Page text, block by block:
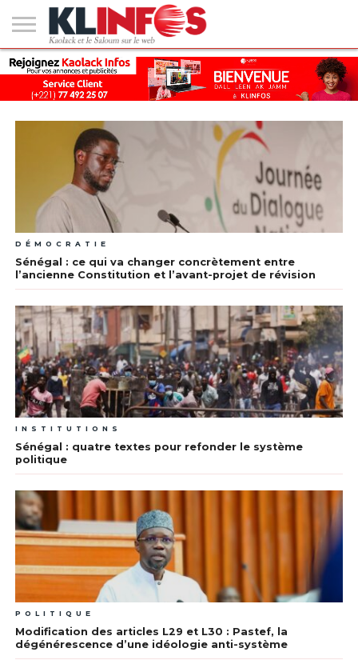
#2
(PAS
DE
TITRE)
KAOLACK
POLITIQUE
ECONOMIE
SOCIÉTÉ
CULTURE
PEOPLE
SPORT
SANTÉ
AFRIQUE
INTERNATIONAL
EMPLOI &
FORMATION
DÉMOCRATIE
Sénégal : ce qui va changer concrètement entre
l’ancienne Constitution et l’avant-projet de révision
INSTITUTIONS
Sénégal : quatre textes pour refonder le système
politique
POLITIQUE
Modification des articles L29 et L30 : Pastef, la
dégénérescence d’une idéologie anti-système